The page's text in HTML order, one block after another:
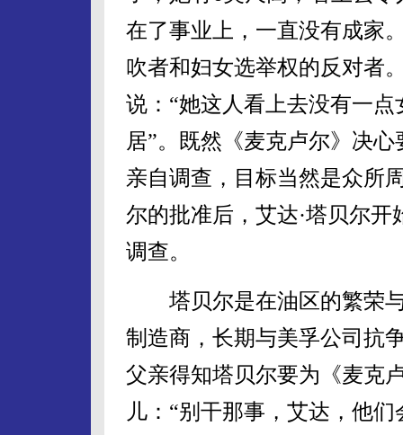
在了事业上，一直没有成家
吹者和妇女选举权的反对者
说：“她这人看上去没有一
居”。既然《麦克卢尔》决
亲自调查，目标当然是众所
尔的批准后，艾达·塔贝尔
调查。
塔贝尔是在油区的繁荣与
制造商，长期与美孚公司抗
父亲得知塔贝尔要为《麦克
儿：“别干那事，艾达，他